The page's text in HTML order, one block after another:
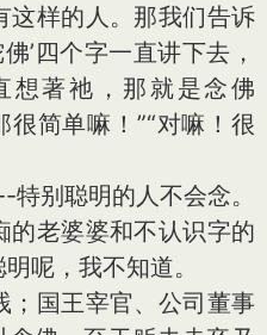
这样的人。那我们告诉
’四个字一直讲下去，
想著祂，那就是念佛
很简单嘛！”“对嘛！很
别聪明的人不会念。
的老婆婆和不认识字的
呢，我不知道。
国王宰官、公司董事